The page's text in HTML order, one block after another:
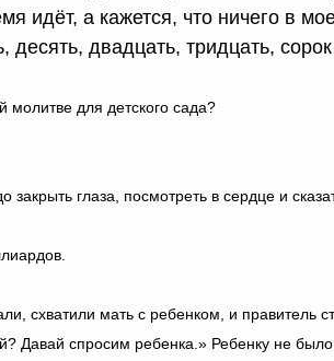
идёт, а кажется, что ничего в
двадцать, тридцать,
молитве для детского сада?
глаза, посмотреть в сердце и
схватили мать с ребенком, и правитель
Давай спросим ребенка.» Ребенку не